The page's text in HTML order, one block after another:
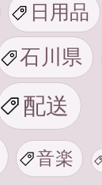
日用品
石川県
配送
音楽